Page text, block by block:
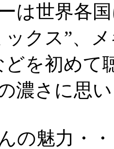
は世界各
ックス”、
どを初めて
濃さに思
の魅力・